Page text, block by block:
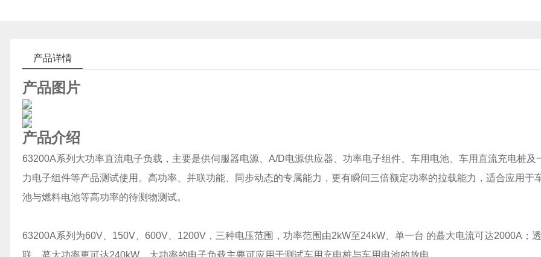
产品详情
产品图片
产品介绍
63200A系列大功率直流电子负载，主要是供伺服器电源、A/D电源供应器、功率电子组件、车用电池、车用直流充电桩及
力电子组件等产品测试使用。高功率、并联功能、同步动态的专属能力，更有瞬间三倍额定功率的拉载能力，适合应用于
池与燃料电池等高功率的待测物测试。
63200A系列为60V、150V、600V、1200V，三种电压范围，功率范围由2kW至24kW、单一台 的蕞大电流可达2000A；
联，蕞大功率更可达240kW。大功率的电子负载主要可应用于测试车用充电桩与车用电池的放电。